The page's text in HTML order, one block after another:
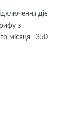
діє
з
місяця– 350